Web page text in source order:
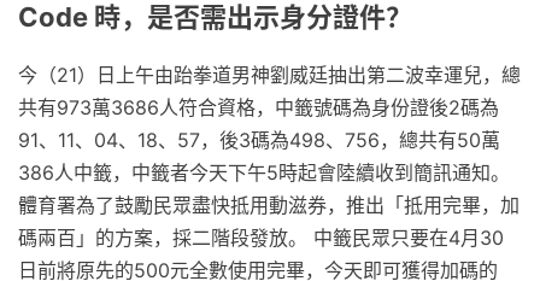
Code 時，是否需出示身分證件？
今（21）日上午由跆拳道男神劉威廷抽出第二波幸運兒，總
共有973萬3686人符合資格，中籤號碼為身份證後2碼為
91、11、04、18、57，後3碼為498、756，總共有50萬
386人中籤，中籤者今天下午5時起會陸續收到簡訊通知。
體育署為了鼓勵民眾盡快抵用動滋券，推出「抵用完畢，加
碼兩百」的方案，採二階段發放。 中籤民眾只要在4月30
日前將原先的500元全數使用完畢，今天即可獲得加碼的